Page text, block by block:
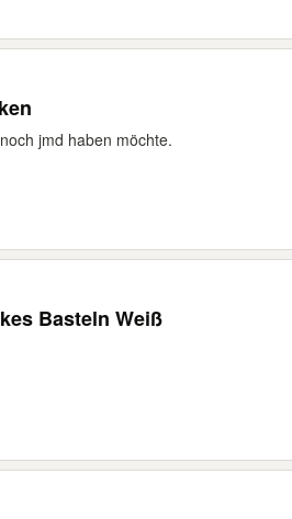
jmd haben möchte.
Basteln Weiß